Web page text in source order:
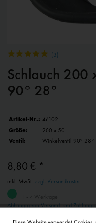
(3)
Schlauch 200
90° 28°
Artikel-Nr.: 46102
Größe:
200 x 50
Ventil:
Winkelventil 90° 28°
8,80 € *
inkl. MwSt. zzgl. Versandkosten
Abhängig von Versand- und